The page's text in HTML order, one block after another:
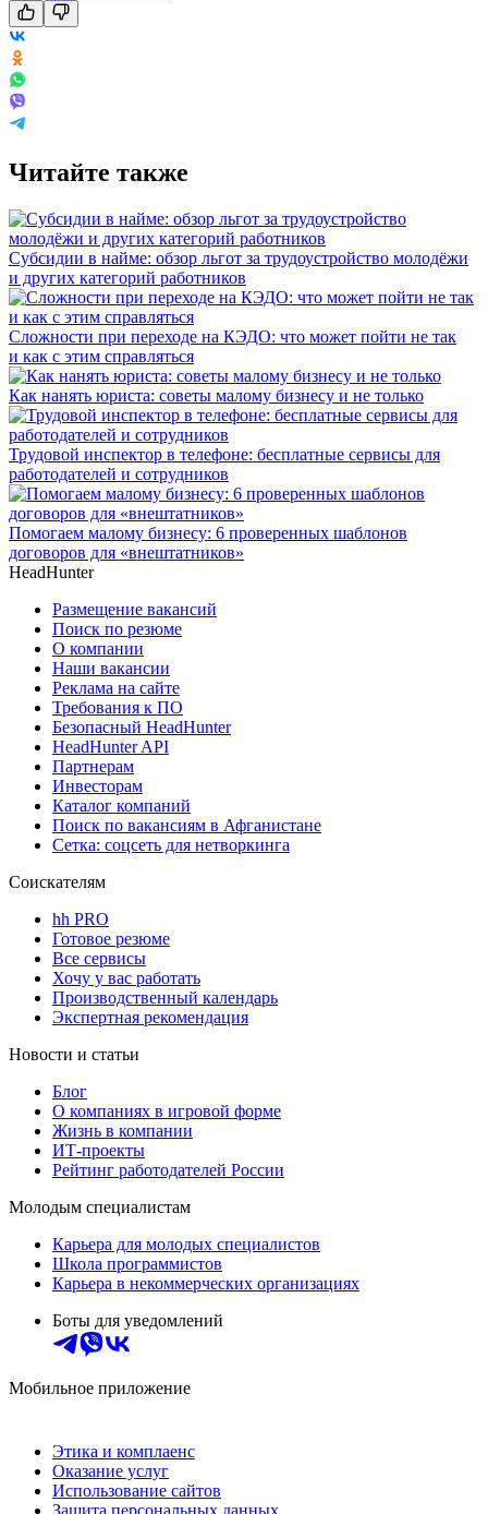
Читайте также
Субсидии в найме: обзор льгот за трудоустройство молодёжи
и других категорий работников
Сложности при переходе на КЭДО: что может пойти не так
и как с этим справляться
Как нанять юриста: советы малому бизнесу и не только
Трудовой инспектор в телефоне: бесплатные сервисы для
работодателей и сотрудников
Помогаем малому бизнесу: 6 проверенных шаблонов
договоров для «внештатников»
HeadHunter
Размещение вакансий
Поиск по резюме
О компании
Наши вакансии
Реклама на сайте
Требования к ПО
Безопасный HeadHunter
HeadHunter API
Партнерам
Инвесторам
Каталог компаний
Поиск по вакансиям в Афганистане
Сетка: соцсеть для нетворкинга
Соискателям
hh PRO
Готовое резюме
Все сервисы
Хочу у вас работать
Производственный календарь
Экспертная рекомендация
Новости и статьи
Блог
О компаниях в игровой форме
Жизнь в компании
ИТ-проекты
Рейтинг работодателей России
Молодым специалистам
Карьера для молодых специалистов
Школа программистов
Карьера в некоммерческих организациях
Боты для уведомлений
Мобильное приложение
Этика и комплаенс
Оказание услуг
Использование сайтов
Защита персональных данных